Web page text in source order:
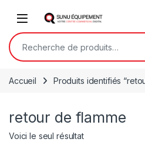
Open
Recherche pour :
Accueil Produits identifiés
retour de flamme
Voici le seul résultat